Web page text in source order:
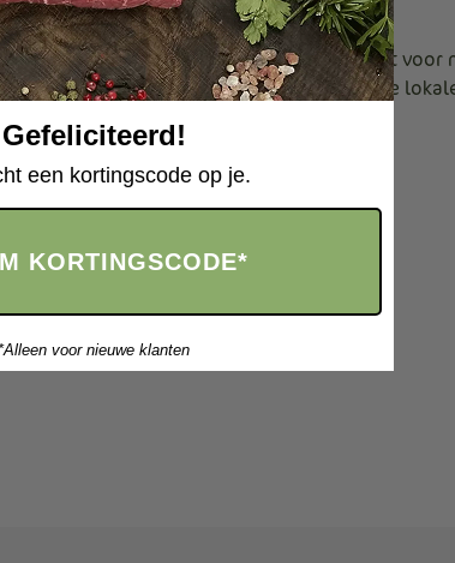
Ons: kwaliteit, vakmanschap en respect voor
stoofvlees, ribeye of kalkoen van onze
Gefeliciteerd!
een kortingscode op je.
KORTINGSCODE*
*Alleen voor nieuwe klanten